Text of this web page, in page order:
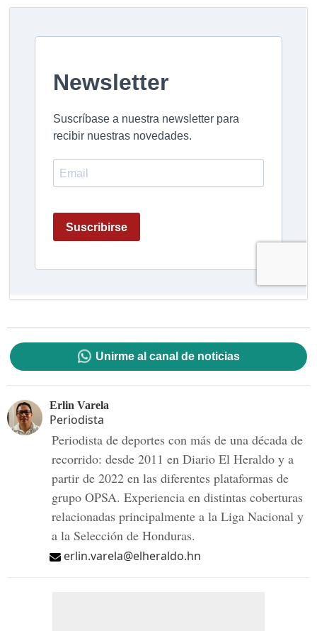
Unirme al canal de noticias
Erlin Varela
Periodista
Periodista de deportes con más de una década de
recorrido: desde 2011 en Diario El Heraldo y a
partir de 2022 en las diferentes plataformas de
grupo OPSA. Experiencia en distintas coberturas
relacionadas principalmente a la Liga Nacional y
a la Selección de Honduras.
erlin.varela@elheraldo.hn